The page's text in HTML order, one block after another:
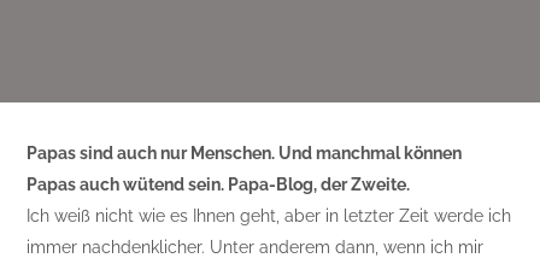
Papas sind auch nur Menschen. Und manchmal können
Papas auch wütend sein. Papa-Blog, der Zweite.
Ich weiß nicht wie es Ihnen geht, aber in letzter Zeit werde ich
immer nachdenklicher. Unter anderem dann, wenn ich mir